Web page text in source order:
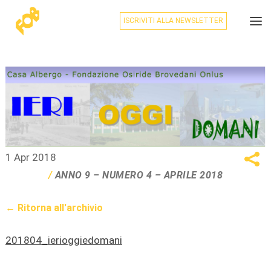
ISCRIVITI ALLA NEWSLETTER
ANNO 9 – NUMERO 4 – APRILE 2018
1 Apr 2018
← Ritorna all'archivio
201804_ierioggiedomani